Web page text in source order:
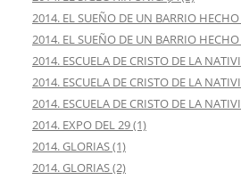
2014. EL SUEÑO DE UN BARRIO
2014. EL SUEÑO DE UN BARRIO
2014. ESCUELA DE CRISTO DE LA
2014. ESCUELA DE CRISTO DE LA
2014. ESCUELA DE CRISTO DE LA
2014. EXPO DEL 29 (1)
2014. GLORIAS (1)
2014. GLORIAS (2)